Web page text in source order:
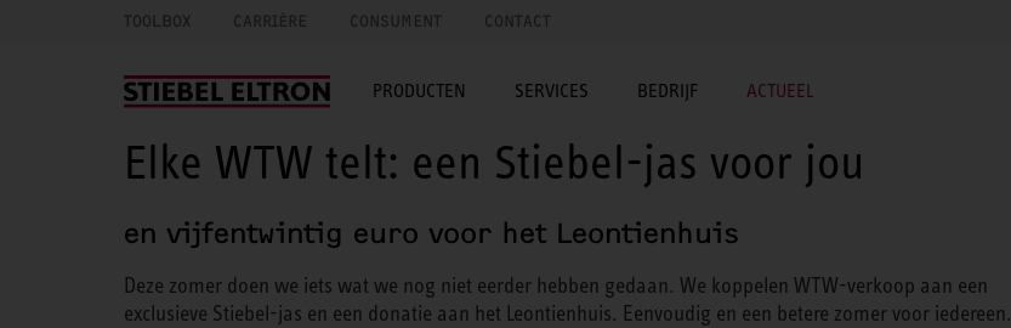
TOOLBOX CARRIÈRE CONSUMENT CONTACT
PRODUCTEN SERVICES BEDRIJF ACTUEEL
Elke WTW telt: een Stiebel-jas voor jou
en vijfentwintig euro voor het Leontienhuis
Deze zomer doen we iets wat we nog niet eerder hebben gedaan. We koppelen WTW-verkoop aan een
exclusieve Stiebel-jas en een donatie aan het Leontienhuis. Eenvoudig en een betere zomer voor iedereen.